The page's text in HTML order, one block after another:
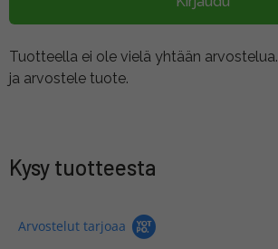
Tuotteella ei ole vielä yhtään arvostelua.
ja arvostele tuote.
Kysy tuotteesta
Arvostelut tarjoaa